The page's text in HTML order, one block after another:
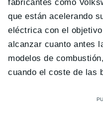
fabricantes como
que están acelerando
eléctrica con el
alcanzar cuanto antes
modelos de
cuando el coste de las